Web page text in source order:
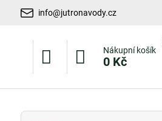
info@jutronavody.cz
Nákupní košík
0 Kč